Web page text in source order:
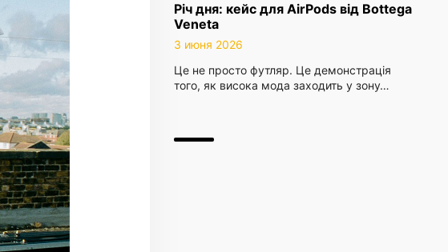
Річ дня: кейс для AirPods від Bottega
Veneta
3 июня 2026
Це не просто футляр. Це демонстрація
того, як висока мода заходить у зону…